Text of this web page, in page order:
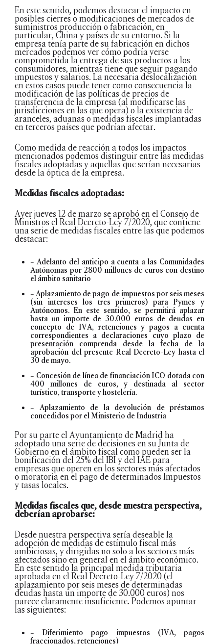
En este sentido, podemos destacar el impacto en
posibles cierres o modificaciones de mercados de
suministros producción o fabricación, en
particular, China y países de su entorno. Si la
empresa tenía parte de su fabricación en dichos
mercados podemos ver cómo podría verse
comprometida la entrega de sus productos a los
consumidores, mientras tiene que seguir pagando
impuestos y salarios. La necesaria deslocalización
en estos casos puede tener como consecuencia la
modificación de las políticas de precios de
transferencia de la empresa (al modificarse las
jurisdicciones en las que opera) o la existencia de
aranceles, aduanas o medidas fiscales implantadas
en terceros países que podrían afectar.
Como medida de reacción a todos los impactos
mencionados podemos distinguir entre las medidas
fiscales adoptadas y aquellas que serían necesarias
desde la óptica de la empresa.
Medidas fiscales adoptadas:
Ayer jueves 12 de marzo se aprobó en el Consejo de
Ministros el Real Decreto-Ley 7/2020, que contiene
una serie de medidas fiscales entre las que podemos
destacar:
– Adelanto del anticipo a cuenta a las Comunidades
Autónomas por 2800 millones de euros con destino
el ámbito sanitario
– Aplazamiento de pago de impuestos por seis meses
(sin intereses los tres primeros) para Pymes y
Autónomos. En este sentido, se permitirá aplazar
hasta un importe de 30.000 euros de deudas en
concepto de IVA, retenciones y pagos a cuenta
correspondientes a declaraciones cuyo plazo de
presentación comprenda desde la fecha de la
aprobación del presente Real Decreto-Ley hasta el
30 de mayo.
– Concesión de línea de financiación ICO dotada con
400 millones de euros, y destinada al sector
turístico, transporte y hostelería.
– Aplazamiento de la devolución de préstamos
concedidos por el Ministerio de Industria
Por su parte el Ayuntamiento de Madrid ha
adoptado una serie de decisiones en su Junta de
Gobierno en el ámbito fiscal como pueden ser la
bonificación del 25% del IBI y del IAE para
empresas que operen en los sectores más afectados
o moratoria en el pago de determinados Impuestos
y tasas locales.
Medidas fiscales que, desde nuestra perspectiva,
deberían aprobarse:
Desde nuestra perspectiva sería deseable la
adopción de medidas de estímulo fiscal más
ambiciosas, y dirigidas no solo a los sectores más
afectados sino en general en el ámbito económico.
En este sentido la principal medida tributaria
aprobada en el Real Decreto-Ley 7/2020 (el
aplazamiento por seis meses de determinadas
deudas hasta un importe de 30.000 euros) nos
parece claramente insuficiente. Podemos apuntar
las siguientes:
– Diferimiento pago impuestos (IVA, pagos
fraccionados, retenciones)